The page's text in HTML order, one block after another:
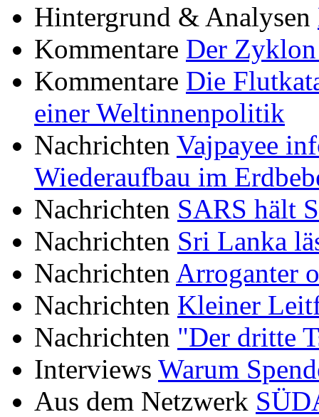
Hintergrund & Analysen
Kommentare Der
Kommentare Die
einer Weltinnenpolitik
Nachrichten Vajpayee
Wiederaufbau im
Nachrichten SARS hält
Nachrichten Sri Lanka
Nachrichten Arroganter
Nachrichten Kleiner
Nachrichten "Der dritte
Interviews Warum
Aus dem Netzwerk